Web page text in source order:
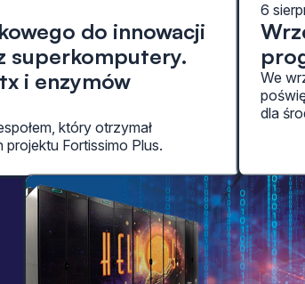
do innowacji
superkomputery.
i enzymów
który otrzymał
Fortissimo Plus.
6
We
dla